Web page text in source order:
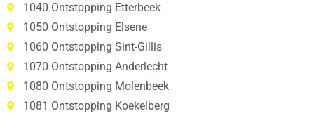
1040 Ontstopping Etterbeek
1050 Ontstopping Elsene
1060 Ontstopping Sint-Gillis
1070 Ontstopping Anderlecht
1080 Ontstopping Molenbeek
1081 Ontstopping Koekelberg